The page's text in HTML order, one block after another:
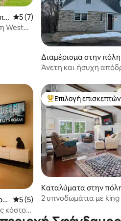
Μέση βαθμολογία: 5 στα 5, 7
5 (7)
West
Διαμέρισμα στην
άπολη
Άνετη και ήσυχη
Μέση βαθμολογία: 5 στα 5, 5
5 (5)
κόστος
Κορυφαία επιλογή
Επιλογή επισκεπτών
Καταλύματα στην
υντς Βιου
2 υπνοδωμάτια με king
άνετη, μεγάλη